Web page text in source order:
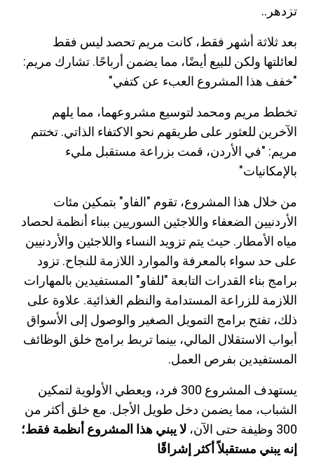
تزدهر..
بعد ثلاثة أشهر فقط، كانت مريم تحصد ليس فقط
لعائلتها ولكن للبيع أيضًا، مما يضمن أرباحًا. تشارك مريم:
"خفف هذا المشروع العبء عن كتفي"
تخطط مريم ومحمد لتوسيع مشروعهما، مما يلهم
الآخرين للعثور على طريقهم نحو الاكتفاء الذاتي. تختتم
مريم: "في الأردن، قمت بزراعة مستقبل مليء
بالإمكانيات"
من خلال هذا المشروع، تقوم "الفاو" بتمكين مئات
الأردنيين الضعفاء واللاجئين السوريين ببناء أنظمة لحصاد
مياه الأمطار. حيث يتم تزويد النساء واللاجئين والأردنيين
على حد سواء بالمعرفة والموارد اللازمة للنجاح. تزود
برامج بناء القدرات التابعة "للفاو" المستفيدين بالمهارات
اللازمة للزراعة المستدامة والنظم الغذائية. علاوة على
ذلك، تفتح برامج التمويل الصغير والوصول إلى الأسواق
أبواب الاستقلال المالي، بينما تربط برامج خلق الوظائف
المستفيدين بفرص العمل.
يستهدف المشروع 300 فرد، ويعطي الأولوية لتمكين
الشباب، مما يضمن دخل طويل الأجل. مع خلق أكثر من
300 وظيفة حتى الآن،
لا يبني هذا المشروع أنظمة فقط؛
إنه يبني مستقبلاً أكثر إشراقًا